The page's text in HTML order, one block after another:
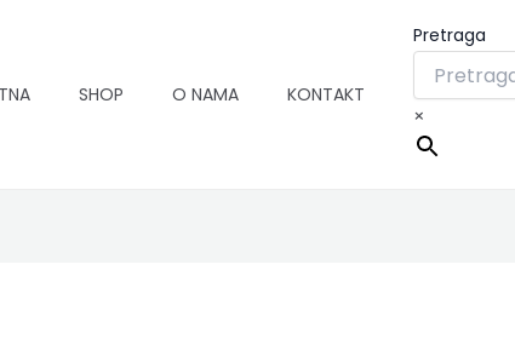
SHOP O NAMA KONTAKT
Pretraga
×